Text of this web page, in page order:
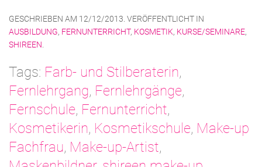
GESCHRIEBEN AM 12/12/2013 . VERÖFFENTLICHT IN
AUSBILDUNG, FERNUNTERRICHT, KOSMETIK, KURSE/SEMINARE,
SHIREEN
Tags: Farb- und Stilberaterin,
Fernlehrgang, Fernlehrgänge,
Fernschule, Fernunterricht,
Kosmetikerin, Kosmetikschule, Make-up
Fachfrau, Make-up-Artist,